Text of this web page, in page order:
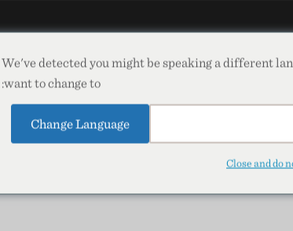
ČEŠTINA فارسی
We've detected you might be speaking a different
want to change to:
Change Language
Close and do